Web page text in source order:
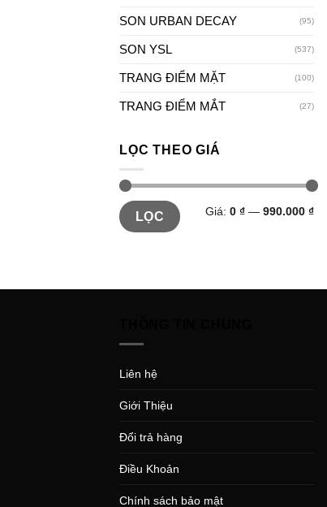
SON URBAN DECAY (95)
SON YSL (537)
TRANG ĐIỂM MẶT (100)
TRANG ĐIỂM MẮT (27)
LỌC THEO GIÁ
LỌC Giá: 0 ₫ — 990.000 ₫
Liên hệ
Giới Thiệu
Đổi trả hàng
Điều Khoản
Chính sách bảo mật